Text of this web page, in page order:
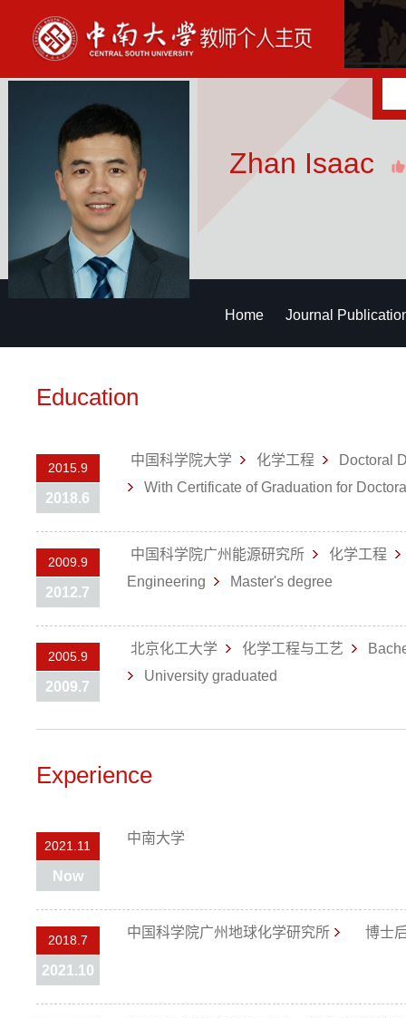
Zhan Isaac
Home Journal
Education
2015.9
2018.6
中国科学院大学 化学工程
Doctoral
With Certificate of Graduation for
2009.9
2012.7
中国科学院广州能源研究所
化学工程
Engineering
Master's degree
2005.9
2009.7
北京化工大学 化学工程与工艺
University graduated
Experience
2021.11
Now
中南大学
2018.7
2021.10
中国科学院广州地球化学研究所 博士